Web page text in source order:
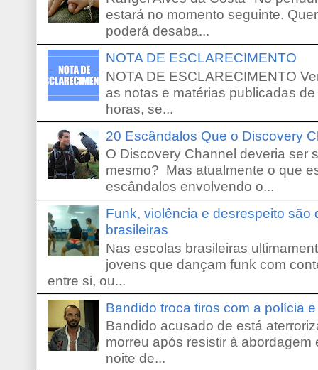
estará no momento seguinte.
poderá desaba...
NOTA DE ESCLARECIMENTO
NOTA DE ESCLARECIMENTO
as notas e matérias publicadas
horas, se...
20 Escândalos Que o Discovery
O Discovery Channel deveria ser
mesmo? Mas atualmente o que
escândalos envolvendo o...
Funk, violência e desrespeito são
brasileiras
Nas escolas brasileiras
jovens que dançam funk com
entre si, ou...
Bandido troca tiros com a polícia
Bandido acusado de está
morreu após resistir à
noite de...